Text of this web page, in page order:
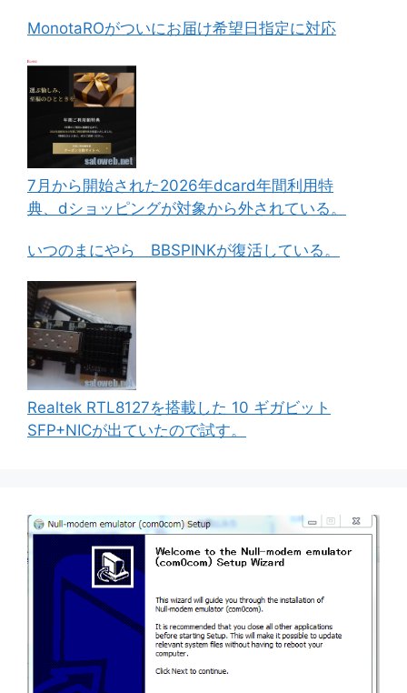
MonotaROがついにお届け希望日指定に対応
7月から開始された2026年dcard年間利用特
典、dショッピングが対象から外されている。
いつのまにやら BBSPINKが復活している。
Realtek RTL8127を搭載した 10 ギガビット
SFP+NICが出ていたので試す。